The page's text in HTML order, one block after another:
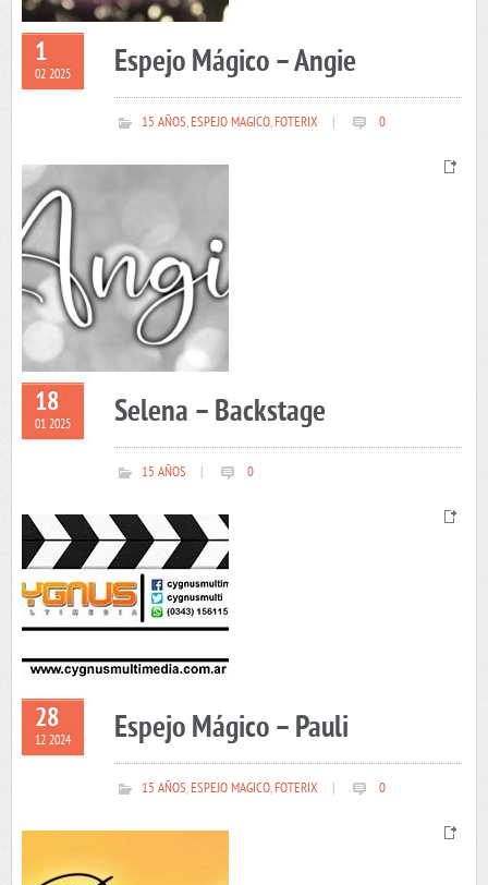
1
02 2025 Espejo Mágico – Angie
15 AÑOS,ESPEJO MAGICO,FOTERIX 0
18
01 2025 Selena – Backstage
15 AÑOS 0
28
12 2024 Espejo Mágico – Pauli
15 AÑOS,ESPEJO MAGICO,FOTERIX 0